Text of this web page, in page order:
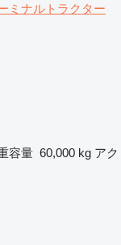
ミナルトラクター
容量 60,000 kg アク